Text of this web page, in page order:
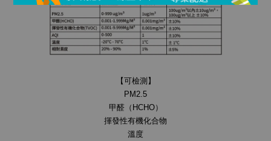
【可檢測】
PM2.5
甲醛（HCHO）
揮發性有機化合物
溫度